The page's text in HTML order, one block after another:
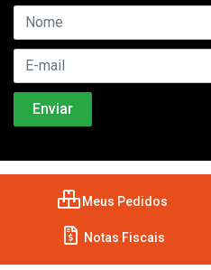
Meus Pedidos
Notas Fiscais